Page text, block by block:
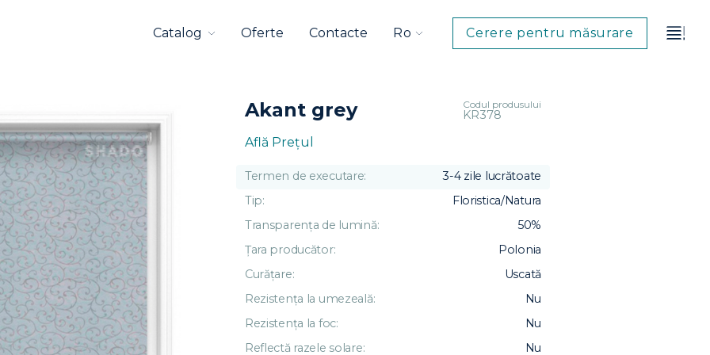
Catalog Oferte Contacte Ro Cerere pentru măsurare
Akant grey Codul produsului
KR378
Află Preţul
Termen de executare:
3-4 zile lucrătoate
Tip:
Floristica/Natura
Transparența de lumină:
50%
Țara producător:
Polonia
Curățare:
Uscată
Rezistența la umezeală:
Nu
Rezistența la foc:
Nu
Reflectă razele solare:
Nu